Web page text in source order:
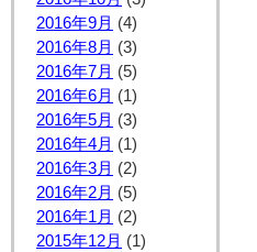
2016年9月 (4)
2016年8月 (3)
2016年7月 (5)
2016年6月 (1)
2016年5月 (3)
2016年4月 (1)
2016年3月 (2)
2016年2月 (5)
2016年1月 (2)
2015年12月 (1)